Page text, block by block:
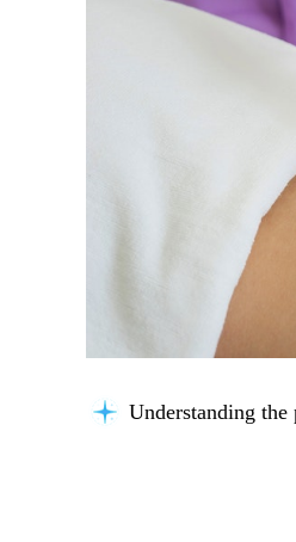
Building context...